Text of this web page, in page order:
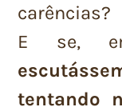
carências?
E se,
tentando